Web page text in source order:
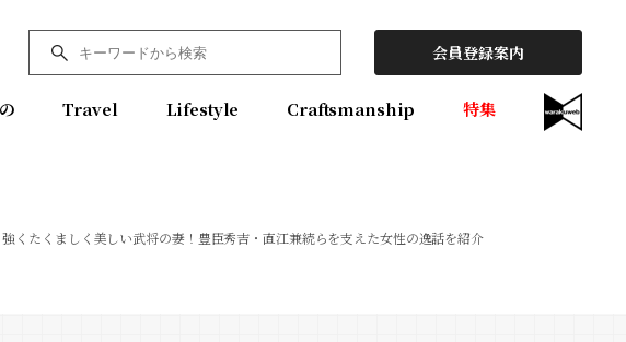
会員登録案内
Travel Lifestyle Craftsmanship 特集
強くたくましく美しい武将の妻！豊臣秀吉・直江兼続らを支えた女性の逸話を紹介